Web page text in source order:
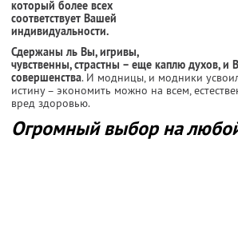
который более всех
соответствует Вашей
индивидуальности.
Сдержаны ль Вы, игривы,
чувственны, страстны – еще каплю духов,
совершенства. И модницы, и модники
истину – экономить можно на всем,
вред здоровью.
Огромный выбор на